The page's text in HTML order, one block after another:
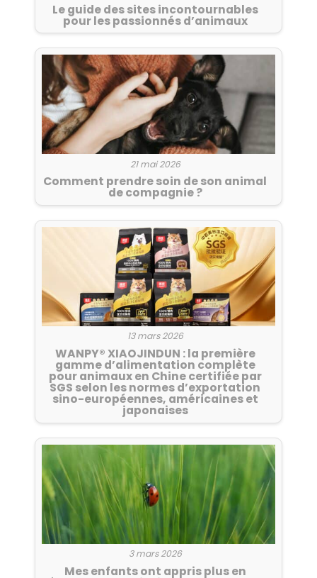
Le guide des sites incontournables
pour les passionnés d’animaux
21 mai 2026
Comment prendre soin de son animal
de compagnie ?
13 mars 2026
WANPY® XIAOJINDUN : la première
gamme d’alimentation complète
pour animaux en Chine certifiée par
SGS selon les normes d’exportation
sino-européennes, américaines et
japonaises
3 mars 2026
Mes enfants ont appris plus en